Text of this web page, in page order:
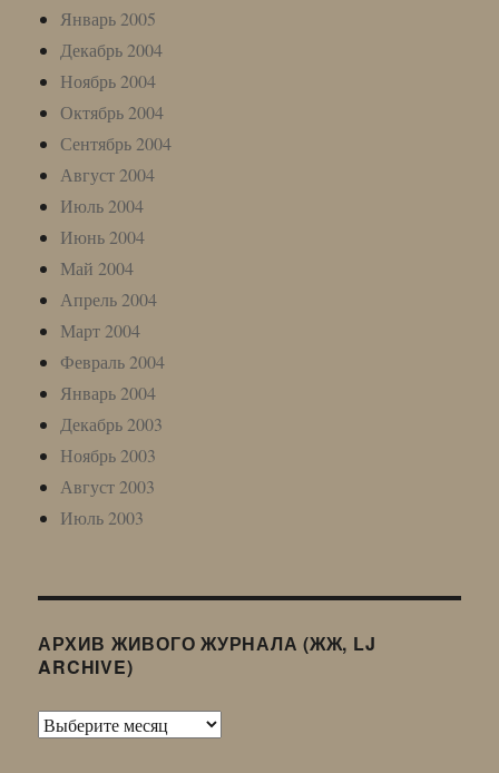
Январь 2005
Декабрь 2004
Ноябрь 2004
Октябрь 2004
Сентябрь 2004
Август 2004
Июль 2004
Июнь 2004
Май 2004
Апрель 2004
Март 2004
Февраль 2004
Январь 2004
Декабрь 2003
Ноябрь 2003
Август 2003
Июль 2003
АРХИВ ЖИВОГО ЖУРНАЛА (ЖЖ, LJ
ARCHIVE)
Архив